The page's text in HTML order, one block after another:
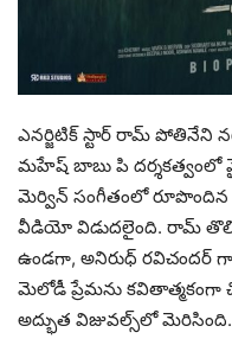
ఎనర్జిటిక్ స్టార్ రామ్ పోతినేని
మహేష్ బాబు పి దర్శకత్వంలో
మెర్విన్ సంగీతంలో రూపొందిన
వీడియో విడుదలైంది. రామ్
ఉండగా, అనిరుధ్ రవిచందర్
మెలోడీ ప్రేమను కవితాత్మకంగా
అద్భుత విజువల్స్‌లో మెరిసింది.